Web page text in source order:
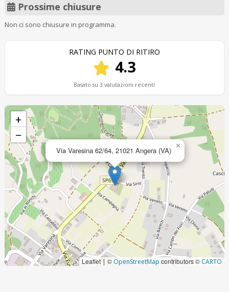
Prossime chiusure
Non ci sono chiusure in programma.
RATING PUNTO DI RITIRO
4.3
Basato su 3 valutazioni recenti
Via Varesina 62/64, 21021 Angera (VA) ×
+
−
Leaflet | © OpenStreetMap contributors © CARTO